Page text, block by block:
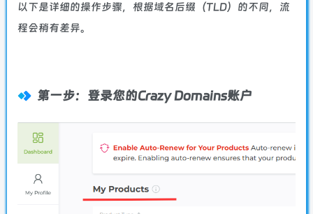
以下是详细的操作步骤，根据域名后缀（TLD）的不同，流
程会稍有差异。
第一步：登录您的Crazy Domains账户